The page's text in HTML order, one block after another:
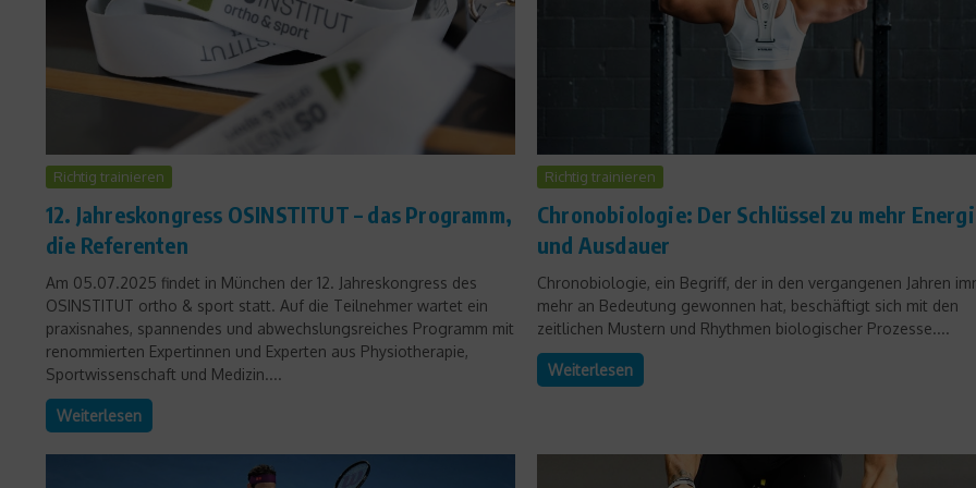
Richtig trainieren
12. Jahreskongress OSINSTITUT – das Programm,
die Referenten
Am 05.07.2025 findet in München der 12. Jahreskongress des
OSINSTITUT ortho & sport statt. Auf die Teilnehmer wartet ein
praxisnahes, spannendes und abwechslungsreiches Programm mit
renommierten Expertinnen und Experten aus Physiotherapie,
Sportwissenschaft und Medizin....
Weiterlesen
Richtig trainieren
Chronobiologie: Der Schlüssel zu mehr
und Ausdauer
Chronobiologie, ein Begriff, der in den vergangenen Jahren
mehr an Bedeutung gewonnen hat, beschäftigt sich mit den
zeitlichen Mustern und Rhythmen biologischer Prozesse....
Weiterlesen